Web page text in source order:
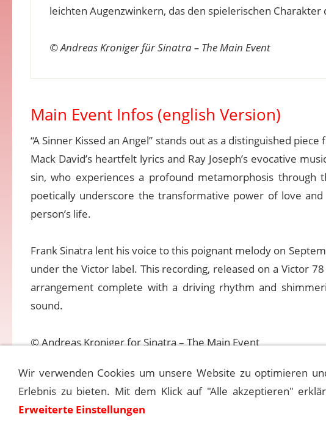
leichten Augenzwinkern, das den spielerischen
© Andreas Kroniger für Sinatra – The Main Event
Main Event Infos (english Version)
“A Sinner Kissed an Angel” stands out as a distinguished
Mack David’s heartfelt lyrics and Ray Joseph’s evocative
sin, who experiences a profound metamorphosis through
poetically underscore the transformative power of love
person’s life.
Frank Sinatra lent his voice to this poignant melody on
under the Victor label. This recording, released on a Victor
arrangement complete with a driving rhythm and
sound.
© Andreas Kroniger for Sinatra – The Main Event
Wir verwenden Cookies um unsere Website zu optimieren
Erlebnis zu bieten. Mit dem Klick auf "Alle akzeptieren"
Erweiterte Einstellungen